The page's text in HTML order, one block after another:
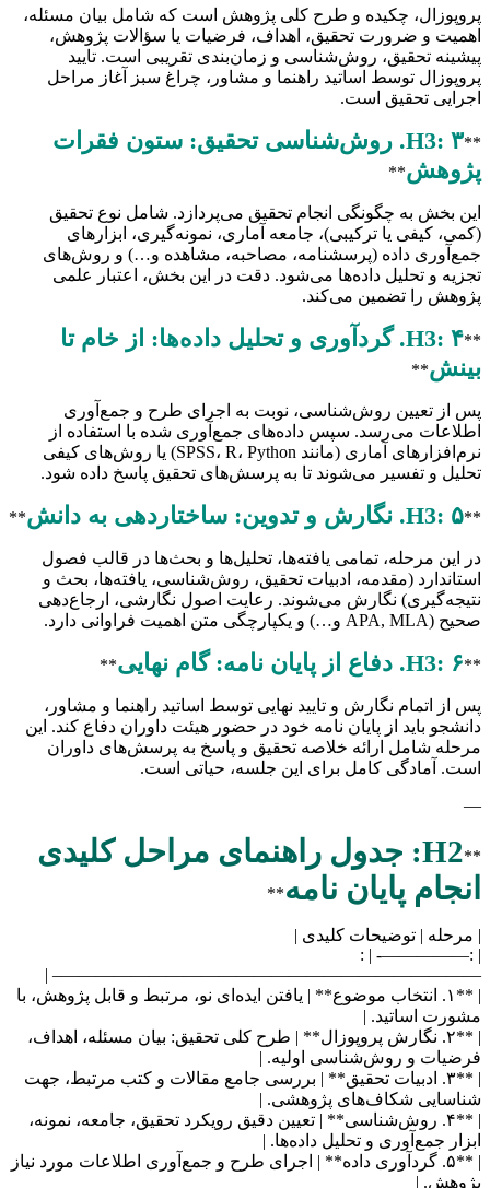
پروپوزال، چکیده و طرح کلی پژوهش است که شامل بیان مسئله،
اهمیت و ضرورت تحقیق، اهداف، فرضیات یا سؤالات پژوهش،
پیشینه تحقیق، روش‌شناسی و زمان‌بندی تقریبی است. تایید
پروپوزال توسط اساتید راهنما و مشاور، چراغ سبز آغاز مراحل
اجرایی تحقیق است.
**
H3: ۳. روش‌شناسی تحقیق: ستون فقرات
پژوهش**
این بخش به چگونگی انجام تحقیق می‌پردازد. شامل نوع تحقیق
(کمی، کیفی یا ترکیبی)، جامعه آماری، نمونه‌گیری، ابزارهای
جمع‌آوری داده (پرسشنامه، مصاحبه، مشاهده و…) و روش‌های
تجزیه و تحلیل داده‌ها می‌شود. دقت در این بخش، اعتبار علمی
پژوهش را تضمین می‌کند.
**
H3: ۴. گردآوری و تحلیل داده‌ها: از خام تا
بینش**
پس از تعیین روش‌شناسی، نوبت به اجرای طرح و جمع‌آوری
اطلاعات می‌رسد. سپس داده‌های جمع‌آوری شده با استفاده از
نرم‌افزارهای آماری (مانند SPSS، R، Python) یا روش‌های کیفی
تحلیل و تفسیر می‌شوند تا به پرسش‌های تحقیق پاسخ داده شود.
**H3: ۵. نگارش و تدوین: ساختاردهی به دانش **
در این مرحله، تمامی یافته‌ها، تحلیل‌ها و بحث‌ها در قالب فصول
استاندارد (مقدمه، ادبیات تحقیق، روش‌شناسی، یافته‌ها، بحث و
نتیجه‌گیری) نگارش می‌شوند. رعایت اصول نگارشی، ارجاع‌دهی
صحیح (APA, MLA و…) و یکپارچگی متن اهمیت فراوانی دارد.
**H3: ۶. دفاع از پایان نامه: گام نهایی **
پس از اتمام نگارش و تایید نهایی توسط اساتید راهنما و مشاور،
دانشجو باید از پایان نامه خود در حضور هیئت داوران دفاع کند. این
مرحله شامل ارائه خلاصه تحقیق و پاسخ به پرسش‌های داوران
است. آمادگی کامل برای این جلسه، حیاتی است.
—
**
H2: جدول راهنمای مراحل کلیدی
انجام پایان نامه**
| مرحله | توضیحات کلیدی |
| :—————- | :
————————————————————————– |
| **۱. انتخاب موضوع** | یافتن ایده‌ای نو، مرتبط و قابل پژوهش، با
مشورت اساتید. |
| **۲. نگارش پروپوزال** | طرح کلی تحقیق: بیان مسئله، اهداف،
فرضیات و روش‌شناسی اولیه. |
| **۳. ادبیات تحقیق** | بررسی جامع مقالات و کتب مرتبط، جهت
شناسایی شکاف‌های پژوهشی. |
| **۴. روش‌شناسی** | تعیین دقیق رویکرد تحقیق، جامعه، نمونه،
ابزار جمع‌آوری و تحلیل داده‌ها. |
| **۵. گردآوری داده** | اجرای طرح و جمع‌آوری اطلاعات مورد نیاز
پژوهش. |